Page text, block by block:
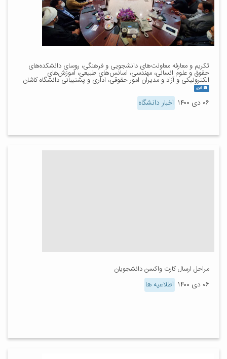
تکریم و معارفه معاونت‌های دانشجویی و فرهنگی، روسای دانشکده‌های
حقوق و علوم انسانی، مهندسی، اسانس‌های طبیعی، آموزش‌های
الکترونیکی و آزاد و مدیران امور حقوقی، اداری و پشتیبانی دانشگاه کاشان
گالری
۰۶ دی ۱۴۰۰ اخبار دانشگاه
مراحل ارسال کارت واکسن دانشجویان
۰۶ دی ۱۴۰۰ اطلاعیه ها